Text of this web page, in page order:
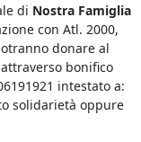
di Nostra Famiglia
con Atl. 2000,
donare al
bonifico
intestato a:
solidarietà oppure